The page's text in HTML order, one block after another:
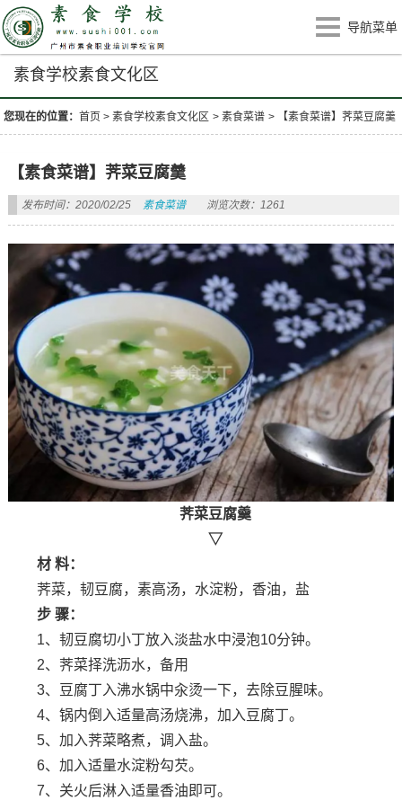
导航菜单
素食学校素食文化区
您现在的位置：首页 >素食学校素食文化区 >素食菜谱 > 【素食菜谱】荠菜豆腐羹
【素食菜谱】荠菜豆腐羹
发布时间：2020/02/25 素食菜谱 浏览次数：1261
荠菜豆腐羹
▽
材 料：
荠菜，韧豆腐，素高汤，水淀粉，香油，盐
步 骤：
1、韧豆腐切小丁放入淡盐水中浸泡10分钟。
2、荠菜择洗沥水，备用
3、豆腐丁入沸水锅中汆烫一下，去除豆腥味。
4、锅内倒入适量高汤烧沸，加入豆腐丁。
5、加入荠菜略煮，调入盐。
6、加入适量水淀粉勾芡。
7、关火后淋入适量香油即可。